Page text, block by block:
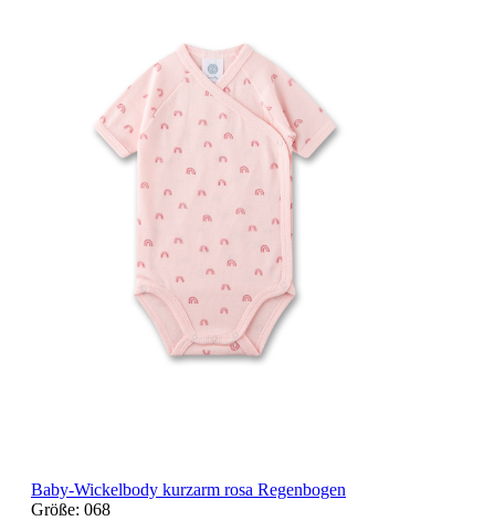
Baby-Wickelbody kurzarm rosa Regenbogen
Größe: 068